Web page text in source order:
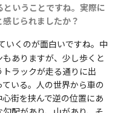
ということですね。実際に
じられましたか？
いくのが面白いですね。中
ありますが、少し歩くと
ラックが走る通りに出
いる。人の世界から車の
街を挟んで逆の位置にあ